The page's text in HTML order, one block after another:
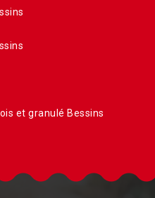
et granulé Bessins